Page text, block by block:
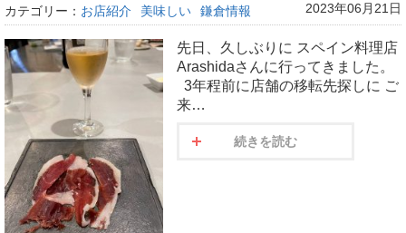
カテゴリー： お店紹介 美味しい 鎌倉情報 2023年06月21日
先日、久しぶりに スペイン料理店
Arashidaさんに行ってきました。
3年程前に店舗の移転先探しに ご
来…
続きを読む